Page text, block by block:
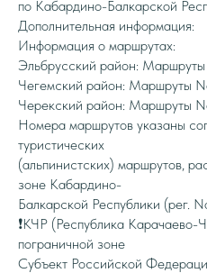
по Кабардино-Балкарской
Дополнительная информация:
Информация о маршрутах:
Эльбрусский район:
Чегемский район: Маршруты
Черекский район: Маршруты
Номера маршрутов указаны
туристических
(альпинистских) маршрутов,
зоне Кабардино-
Балкарской Республики (рег.
❗️КЧР (Республика
пограничной зоне
Субъект Российской